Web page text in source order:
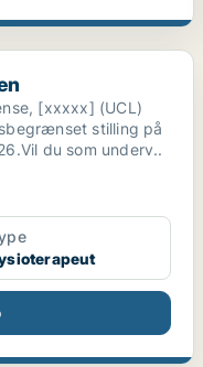
[xxxxx] (UCL)
stilling på
du som underv..